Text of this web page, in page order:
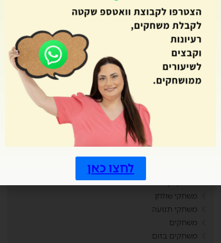
מחולל קלפים
מחולל רביעיות
מחוללי משחקים
מחתרות
מטרות
מיומנויות המאה ה21
מלך הטריוויה
מסביב ללוח השנה
משחקי שולחן
משחקי תנועה
משחקים
משחקים בזום
לחצו כאן